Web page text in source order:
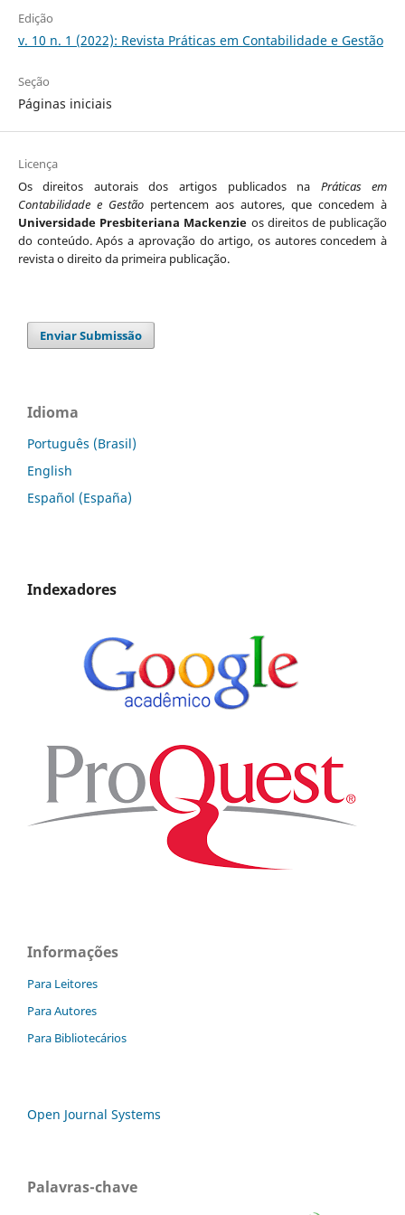
Edição
v. 10 n. 1 (2022): Revista Práticas em Contabilidade e Gestão
Seção
Páginas iniciais
Licença
Os direitos autorais dos artigos publicados na Práticas em
Contabilidade e Gestãopertencem aos autores, que concedem à
Universidade Presbiteriana Mackenzie os direitos de publicação
do conteúdo. Após a aprovação do artigo, os autores concedem à
revista o direito da primeira publicação.
Enviar Submissão
Idioma
Português (Brasil)
English
Español (España)
Indexadores
Informações
Para Leitores
Para Autores
Para Bibliotecários
Open Journal Systems
Palavras-chave